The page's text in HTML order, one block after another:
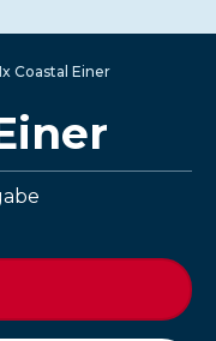
Coastal Einer